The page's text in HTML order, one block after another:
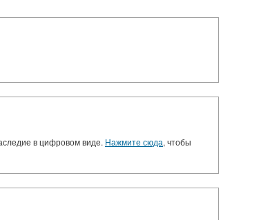
в цифровом виде. Нажмите сюда, чтобы